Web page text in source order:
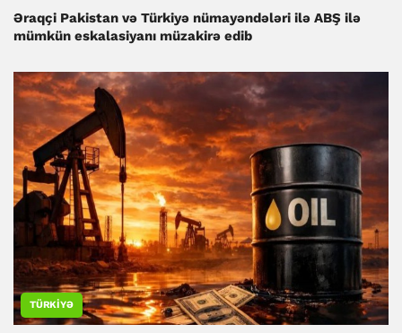
Əraqçi Pakistan və Türkiyə nümayəndələri ilə ABŞ ilə
mümkün eskalasiyanı müzakirə edib
TÜRKIYƏ